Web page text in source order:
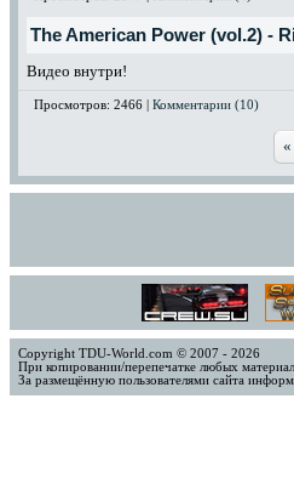
The American Power (vol.2) -
Видео внутри!
Просмотров: 2466 | Комментарии (10)
«
Copyright TDU-World.com © 2007 - 2026
При копировании/перепечатке любых
За размещённую пользователями сайта